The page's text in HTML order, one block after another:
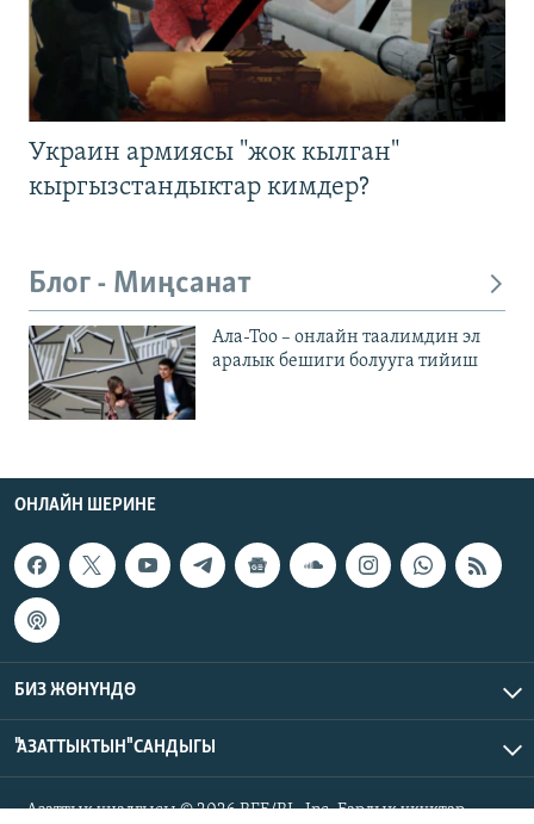
Украин армиясы "жок кылган"
кыргызстандыктар кимдер?
Блог - Миңсанат
Ала-Тоо – онлайн таалимдин эл
аралык бешиги болууга тийиш
ОНЛАЙН ШЕРИНЕ
БИЗ ЖӨНҮНДӨ
"АЗАТТЫКТЫН" САНДЫГЫ
Азаттык үналгысы © 2026 RFE/RL, Inc. Бардык укуктар